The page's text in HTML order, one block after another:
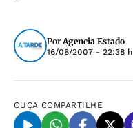
PorAgencia Estado
16/08/2007 - 22:38 h
OUÇA COMPARTILHE